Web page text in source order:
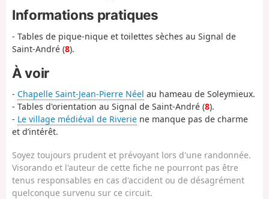
Informations pratiques
- Tables de pique-nique et toilettes sèches au Signal de
Saint-André (8).
À voir
- Chapelle Saint-Jean-Pierre Néel au hameau de Soleymieux.
- Tables d'orientation au Signal de Saint-André (8).
- Le village médiéval de Riverie ne manque pas de charme
et d’intérêt.
Soyez toujours prudent et prévoyant lors d'une randonnée.
Visorando et l'auteur de cette fiche ne pourront pas être
tenus responsables en cas d'accident ou de désagrément
quelconque survenu sur ce circuit.